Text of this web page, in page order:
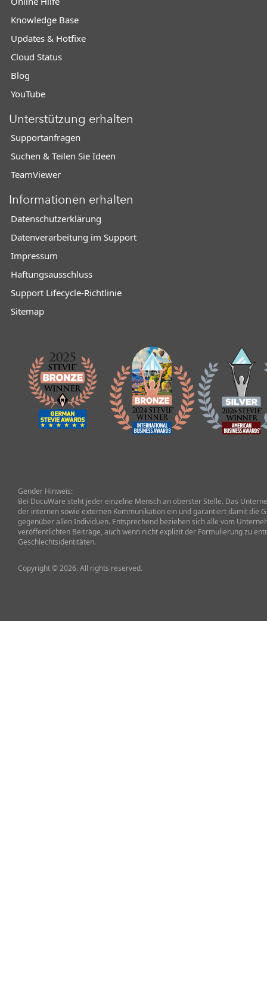
Knowledge Base
Updates & Hotfixe
Cloud Status
Blog
YouTube
Unterstützung erhalten
Supportanfragen
Suchen & Teilen Sie Ideen
TeamViewer
Informationen erhalten
Datenschutzerklärung
Datenverarbeitung im Support
Impressum
Haftungsausschluss
Support Lifecycle-Richtlinie
Sitemap
Gender Hinweis:
Bei DocuWare steht jeder einzelne Mensch an oberster Stelle. Das
der internen sowie externen Kommunikation ein und garantiert damit die
gegenüber allen Individuen. Entsprechend beziehen sich alle vom
veröffentlichten Beiträge, auch wenn nicht explizit der Formulierung zu
Geschlechtsidentitäten.
Copyright © 2026. All rights reserved.